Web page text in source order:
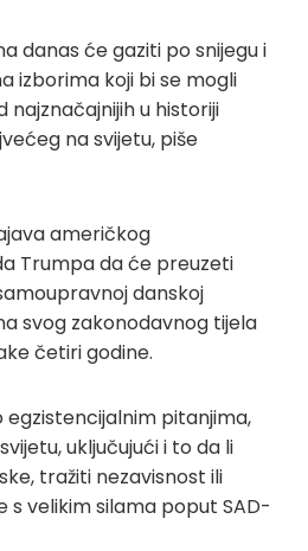
danas će gaziti po snijegu i
izborima koji bi se mogli
najznačajnijih u historiji
na svijetu, piše
američkog
Trumpa da će preuzeti
danskoj
svog zakonodavnog tijela
četiri godine.
egzistencijalnim pitanjima,
uključujući i to da li
tražiti nezavisnost ili
s velikim silama poput SAD-